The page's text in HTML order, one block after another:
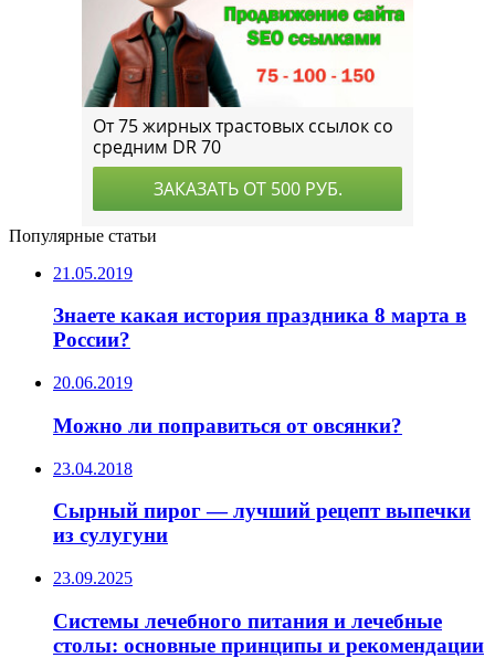
Популярные статьи
21.05.2019
Знаете какая история праздника 8 марта в
России?
20.06.2019
Можно ли поправиться от овсянки?
23.04.2018
Сырный пирог — лучший рецепт выпечки
из сулугуни
23.09.2025
Системы лечебного питания и лечебные
столы: основные принципы и рекомендации